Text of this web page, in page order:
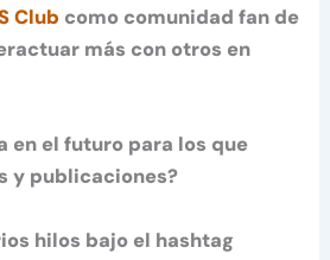
Club como comunidad fan de
más con otros en
en el futuro para los que
y publicaciones?
hilos bajo el hashtag